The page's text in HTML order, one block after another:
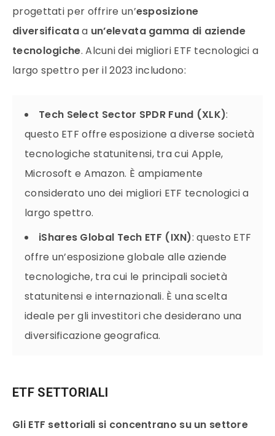
progettati per offrire un’esposizione
diversificataa un’elevata gamma di aziende
tecnologiche. Alcuni dei migliori ETF tecnologici a
largo spettro per il 2023 includono:
Tech Select Sector SPDR Fund (XLK):
questo ETF offre esposizione a diverse società
tecnologiche statunitensi, tra cui Apple,
Microsoft e Amazon. È ampiamente
considerato uno dei migliori ETF tecnologici a
largo spettro.
iShares Global Tech ETF (IXN): questo ETF
offre un’esposizione globale alle aziende
tecnologiche, tra cui le principali società
statunitensi e internazionali. È una scelta
ideale per gli investitori che desiderano una
diversificazione geografica.
ETF SETTORIALI
Gli ETF settoriali si concentrano su un settore